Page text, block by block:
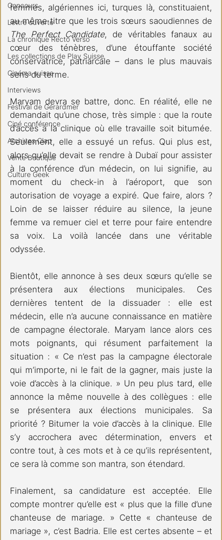
Concours
Lettre ouverte
La chronique Recto Verso
Les collections de Play Suisse
Cinéma suisse
Interviews
Festival de Gérardmer
Ciné conférence
Archives Clap
Vente Boutique
Culture Geek
femmes, algériennes ici, turques là, constituaient,
The Perfect Candidate, de véritables fanaux au
cœur des ténèbres, d’une étouffante société
conservatrice, patriarcale – dans le plus mauvais
sens du terme.
Maryam devra se battre, donc. En réalité, elle ne
demandait qu’une chose, très simple : que la route
d’accès à la clinique où elle travaille soit bitumée.
Seulement, elle a essuyé un refus. Qui plus est,
alors qu’elle devait se rendre à Dubaï pour assister
à la conférence d’un médecin, on lui signifie, au
moment du check-in à l’aéroport, que son
autorisation de voyage a expiré. Que faire, alors ?
Loin de se laisser réduire au silence, la jeune
femme va remuer ciel et terre pour faire entendre
sa voix. La voilà lancée dans une véritable
odyssée.
Bientôt, elle annonce à ses deux sœurs qu’elle se
présentera aux élections municipales. Ces
dernières tentent de la dissuader : elle est
médecin, elle n’a aucune connaissance en matière
de campagne électorale. Maryam lance alors ces
mots poignants, qui résument parfaitement la
situation : « Ce n’est pas la campagne électorale
qui m’importe, ni le fait de la gagner, mais juste la
voie d’accès à la clinique. » Un peu plus tard, elle
annonce la même nouvelle à des collègues : elle
se présentera aux élections municipales. Sa
priorité ? Bitumer la voie d’accès à la clinique. Elle
s’y accrochera avec détermination, envers et
contre tout, à ces mots et à ce qu’ils représentent,
ce sera là comme son mantra, son étendard.
Finalement, sa candidature est acceptée. Elle
compte montrer qu’elle est « plus que la fille d’une
chanteuse de mariage. » Cette « chanteuse de
mariage », c’est Badria. Elle est certes absente – et